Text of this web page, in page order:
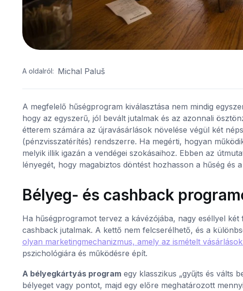
A oldalról: Michal Paluš
A megfelelő hűségprogram kiválasztása nem mindig
hogy az egyszerű, jól bevált jutalmak és az azonnali
étterem számára az újravásárlások növelése végül két
(pénzvisszatérítés) rendszerre. Ha megérti, hogyan
melyik illik igazán a vendégei szokásaihoz. Ebben az
lényegét, hogy magabiztos döntést hozhasson a hűség és
Bélyeg- és cashback
Ha hűségprogramot tervez a kávézójába, nagy eséllyel
cashback jutalmak. A kettő nem felcserélhető, és a
olyan marketingmechanizmus, amely az ismételt
pszichológiára és működésre épít.
A bélyegkártyás programegy klasszikus „gyűjts és válts
bélyeget vagy pontot, majd egy előre meghatározott